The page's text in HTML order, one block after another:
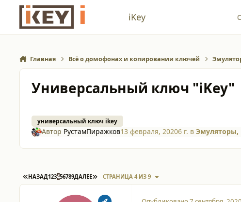
Перейти к содержанию
iKey
Главная Всё о домофонах и копировании ключей
Универсальный ключ "iKey"
универсальный ключ ikey
Автор РустамПиражков13 февраля, 20206 г. в Эмуляторы,
ПЕРВАЯ СТРАНИЦА
НАЗАД123456789ДАЛЕЕ ПОСЛЕДНЯЯ СТРАНИЦА
СТРАНИЦА 4 ИЗ 9